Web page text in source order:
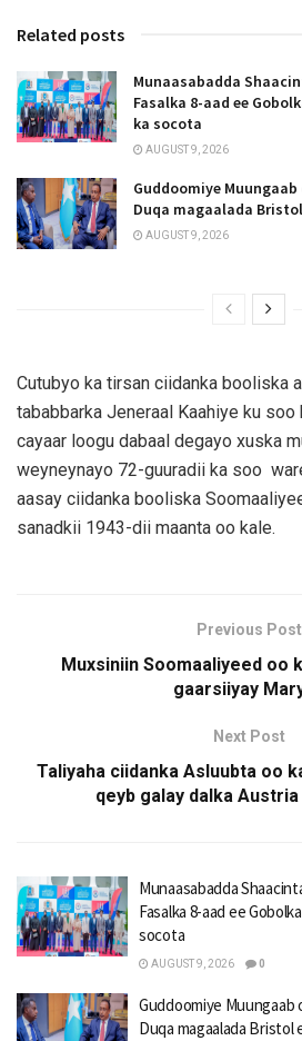
Related posts
Munaasabadda
Fasalka 8-aad ee
ka socota
AUGUST 9, 2026
Guddoomiye
Duqa magaalada
AUGUST 9, 2026
Cutubyo ka tirsan ciidanka booliska
tababbarka Jeneraal Kaahiye ku soo
cayaar loogu dabaal degayo xuska
weyneynayo 72-guuradii ka soo
aasay ciidanka booliska
sanadkii 1943-dii maanta oo kale.
Previous Post
Muxsiniin Soomaaliyeed oo
gaarsiiyay
Next Post
Taliyaha ciidanka Asluubta oo
qeyb galay dalka Austria
Munaasabadda
Fasalka 8-aad ee
socota
AUGUST 9, 2026 0
Guddoomiye Muungaab
Duqa magaalada Bristol